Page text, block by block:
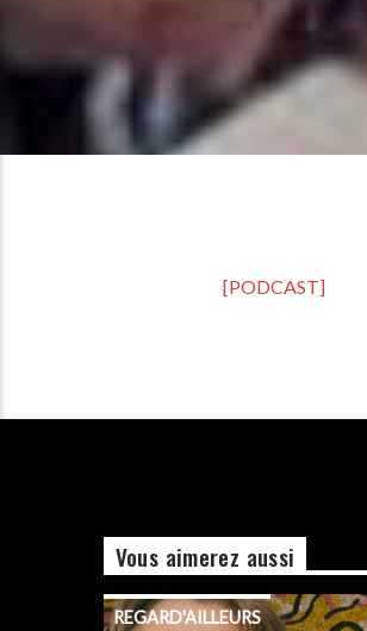
[PODCAST]
Vous aimerez aussi
REGARD'AILLEURS